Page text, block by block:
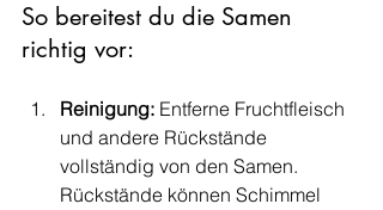
So bereitest du die Samen
richtig vor:
Reinigung: Entferne Fruchtfleisch
und andere Rückstände
vollständig von den Samen.
Rückstände können Schimmel